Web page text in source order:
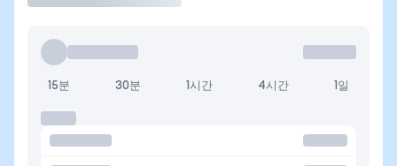
15분 30분 1시간 4시간 1일